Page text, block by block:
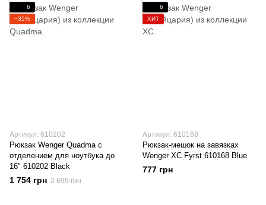
6
−35%
Артикул: 610202
Рюкзак Wenger Quadma с
отделением для ноутбука до
16" 610202 Black
1 754 грн 2 699 грн
6
ХИТ
Артикул: 610168
Рюкзак-мешок на завязках
Wenger XC Fyrst 610168 Blue
777 грн